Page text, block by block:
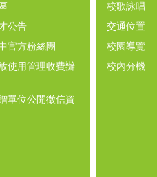
公告
官方粉絲團
使用管理收費辦
單位公開徵信資
校歌詠唱
交通位置
校園導覽
校內分機